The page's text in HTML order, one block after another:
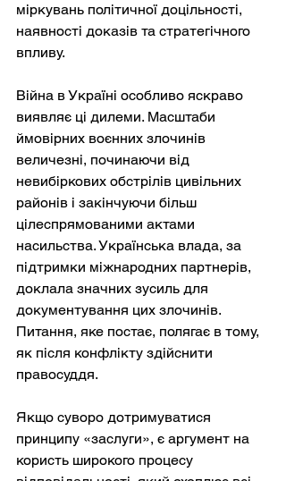
міркувань політичної доцільності,
наявності доказів та стратегічного
впливу.
Війна в Україні особливо яскраво
виявляє ці дилеми. Масштаби
ймовірних воєнних злочинів
величезні, починаючи від
невибіркових обстрілів цивільних
районів і закінчуючи більш
цілеспрямованими актами
насильства. Українська влада, за
підтримки міжнародних партнерів,
доклала значних зусиль для
документування цих злочинів.
Питання, яке постає, полягає в тому,
як після конфлікту здійснити
правосуддя.
Якщо суворо дотримуватися
принципу «заслуги», є аргумент на
користь широкого процесу